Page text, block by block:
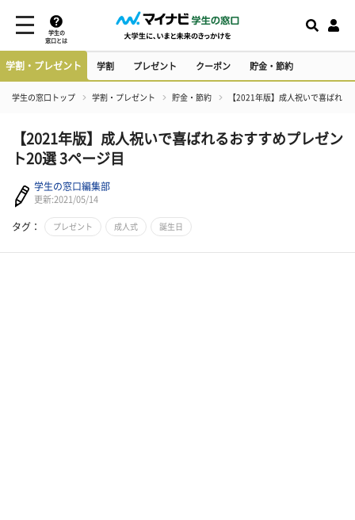
学生の
窓口とは
学割・プレゼント 学割 プレゼント クーポン 貯金・節約
学生の窓口トップ 学割・プレゼント 貯金・節約 【2021年版】成人祝いで喜ばれる
【2021年版】成人祝いで喜ばれるおすすめプレゼン
ト20選 3ページ目
学生の窓口編集部
更新:2021/05/14
タグ： プレゼント 成人式 誕生日